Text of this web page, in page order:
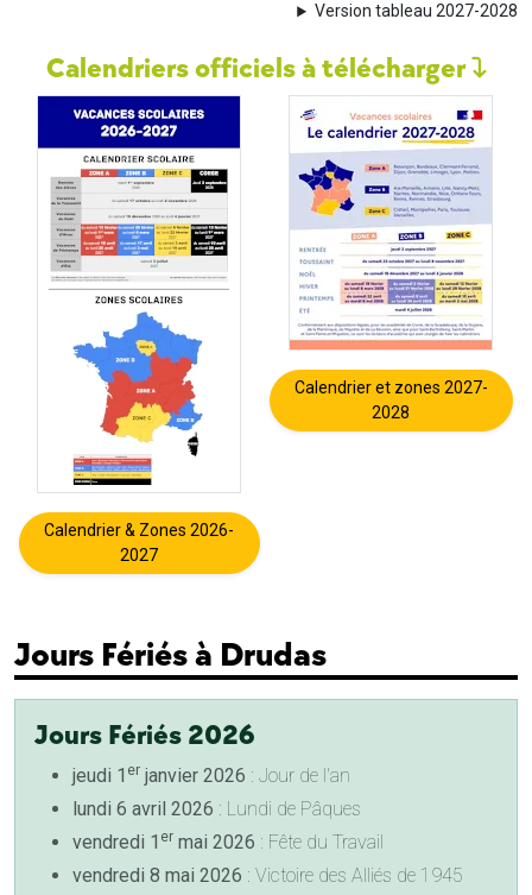
Version tableau 2027-2028
Calendriers officiels à télécharger
Calendrier & Zones 2026-
2027
Calendrier et zones 2027-
2028
Jours Fériés à Drudas
Jours Fériés 2026
jeudi 1 er janvier 2026 : Jour de l'an
lundi 6 avril 2026 : Lundi de Pâques
vendredi 1 er mai 2026 : Fête du Travail
vendredi 8 mai 2026 : Victoire des Alliés de 1945